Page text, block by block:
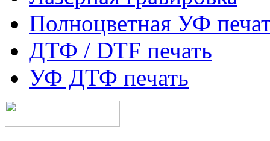
Полноцветная УФ
ДТФ / DTF печать
УФ ДТФ печать